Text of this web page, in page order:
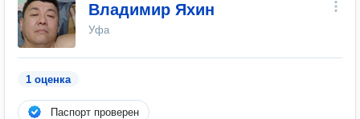
Владимир Яхин
Уфа
1 оценка
Паспорт проверен